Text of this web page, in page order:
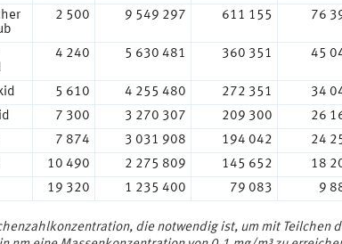
2 500 9 549 297 611 155 76
4 240 5 630 481 360 351 45
5 610 4 255 480 272 351 34
7 300 3 270 307 209 300 26
7 874 3 031 908 194 042 24
10 490 2 275 809 145 652 18
19 320 1 235 400 79 083 9
die notwendig ist, um mit Teilchen